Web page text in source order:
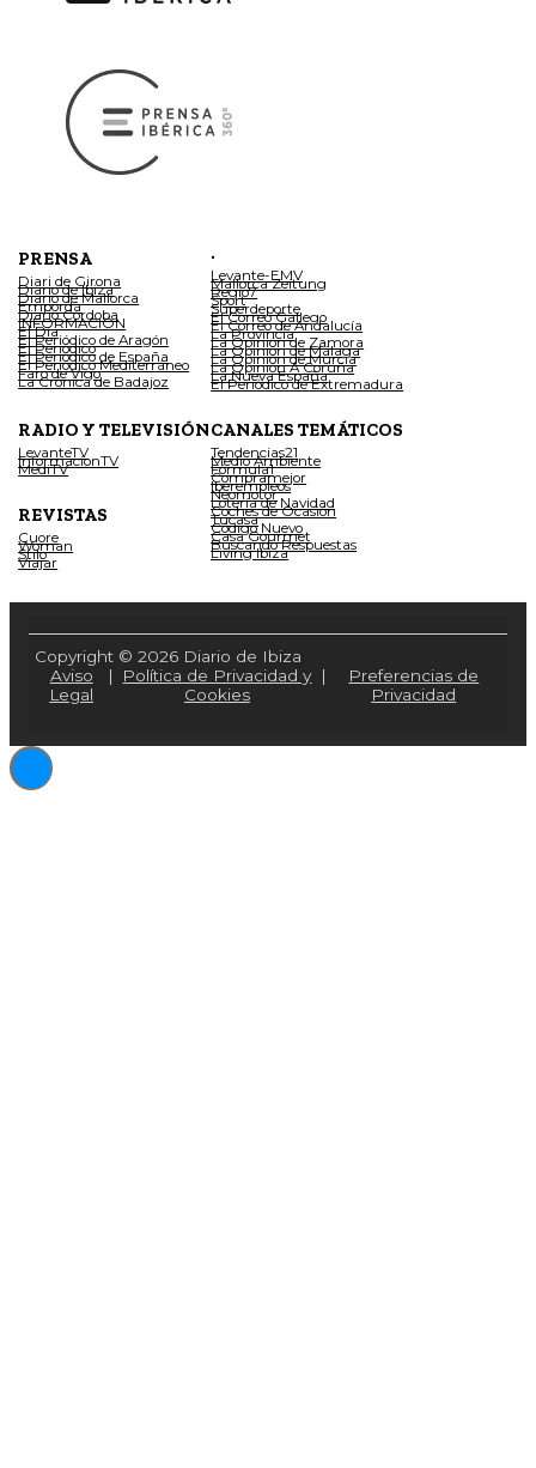
PRENSA
Diari de Girona
Diario de Ibiza
Diario de Mallorca
Empordà
Diario Córdoba
INFORMACIÓN
El Día
El Periódico de Aragón
El Periódico
El Periódico de España
El Periódico Mediterráneo
Faro de Vigo
La Crónica de Badajoz
.
Levante-EMV
Mallorca Zeitung
Regio7
Sport
Superdeporte
El Correo Gallego
El Correo de Andalucía
La Provincia
La Opinión de Zamora
La Opinión de Málaga
La Opinión de Murcia
La Opinión A Coruña
La Nueva España
El Periódico de Extremadura
RADIO Y TELEVISIÓN
LevanteTV
InformacionTV
MediTV
REVISTAS
Cuore
Woman
Stilo
Viajar
CANALES TEMÁTICOS
Tendencias21
Medio Ambiente
Fórmula1
Compramejor
Iberempleos
Neomotor
Lotería de Navidad
Coches de Ocasión
Tucasa
Código Nuevo
Casa Gourmet
Buscando Respuestas
Living Ibiza
Copyright © 2026 Diario de Ibiza
Aviso
Legal
|
Política de Privacidad y
Cookies
|
Preferencias de
Privacidad